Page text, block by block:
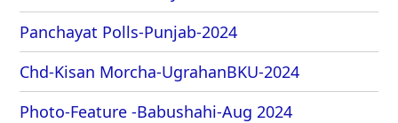
Panchayat Polls-Punjab-2024
Chd-Kisan Morcha-UgrahanBKU-2024
Photo-Feature -Babushahi-Aug 2024